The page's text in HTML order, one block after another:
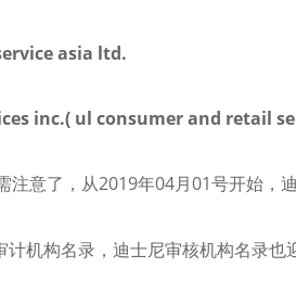
asia ltd.
inc.( ul consumer and retail
注意了，从2019年04月 01号开始，
计机构名录，迪士尼审核机构名录也